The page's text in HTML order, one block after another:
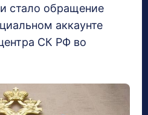
стало обращение
аккаунте
СК РФ во